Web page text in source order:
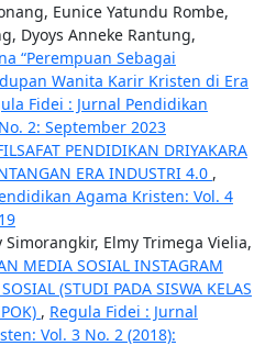
Eunice Yatundu Rombe,
Dyoys Anneke Rantung,
“Perempuan Sebagai
Wanita Karir Kristen di Era
Fidei : Jurnal Pendidikan
2: September 2023
PENDIDIKAN DRIYAKARA
ERA INDUSTRI 4.0 ,
Agama Kristen: Vol. 4
Elmy Trimega Vielia,
MEDIA SOSIAL INSTAGRAM
(STUDI PADA SISWA KELAS
, Regula Fidei : Jurnal
Vol. 3 No. 2 (2018):